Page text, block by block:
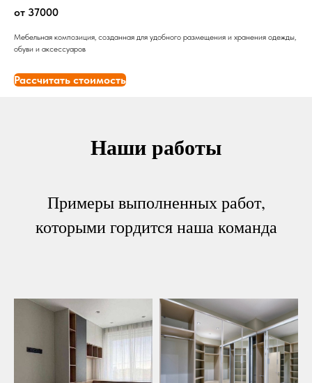
от 37000
Мебельная композиция, созданная для удобного размещения и хранения одежды,
обуви и аксессуаров
Рассчитать стоимость
Наши работы
Примеры выполненных работ,
которыми гордится наша команда